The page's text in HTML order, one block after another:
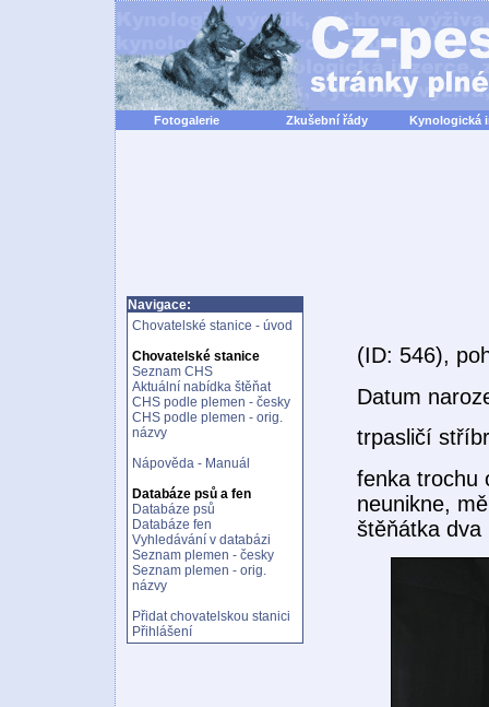
Fotogalerie Zkušební řády Kynologická
Navigace:
Chovatelské stanice - úvod
Chovatelské stanice
Seznam CHS
Aktuální nabídka štěňat
CHS podle plemen - česky
CHS podle plemen - orig.
názvy
Nápověda - Manuál
Databáze psů a fen
Databáze psů
Databáze fen
Vyhledávání v databázi
Seznam plemen - česky
Seznam plemen - orig.
názvy
Přidat chovatelskou stanici
Přihlášení
(ID: 546),
Datum
trpasličí
fenka trochu
neunikne,
štěňátka dva